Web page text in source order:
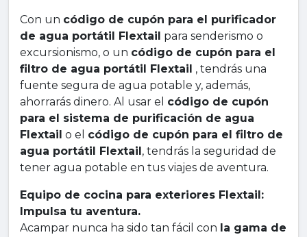
Con un código de cupón para el purificador
de agua portátil Flextail para senderismo o
excursionismo, o un código de cupón para el
filtro de agua portátil Flextail , tendrás una
fuente segura de agua potable y, además,
ahorrarás dinero. Al usar el código de cupón
para el sistema de purificación de agua
Flextail o el código de cupón para el filtro de
agua portátil Flextail , tendrás la seguridad de
tener agua potable en tus viajes de aventura.
Equipo de cocina para exteriores Flextail:
Impulsa tu aventura.
Acampar nunca ha sido tan fácil con la gama de